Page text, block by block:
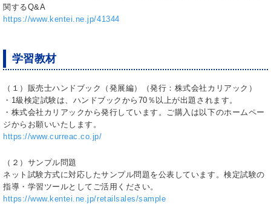
関するQ&A
https://www.kentei.ne.jp/41344
学習教材
（１）販売士ハンドブック（発展編）（発行：株式会社カリアック）
・1級検定試験は、ハンドブックから70％以上が出題されます。
・株式会社カリアックから発行しています。ご購入は以下のホームペー
ジからお願いいたします。
https://www.curreac.co.jp/
（２）サンプル問題
ネット試験方式に対応したサンプル問題を公表しています。検定試験の
指導・学習ツールとしてご活用ください。
https://www.kentei.ne.jp/retailsales/sample